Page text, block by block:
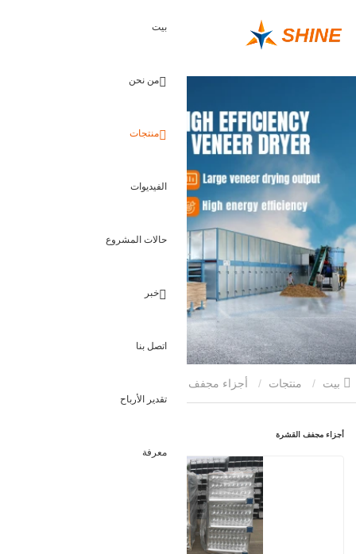
بيت
من نحن
منتجات
الفيديوات
حالات المشروع
خبر
اتصل بنا
تقدير الأرباح
معرفة
منتجات
أجزاء مجفف القشرة